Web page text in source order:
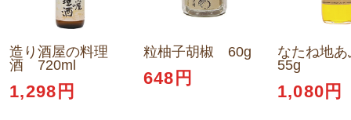
造り酒屋の料理
酒 720ml
1,298円
粒柚子胡椒 60g
648円
なたね地
55g
1,080円